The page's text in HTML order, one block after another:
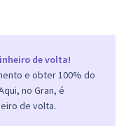
de volta!
e obter 100% do
no Gran, é
de volta.